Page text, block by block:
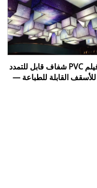
فيلم PVC شفاف قابل للتمدد
للأسقف القابلة للطباعة —